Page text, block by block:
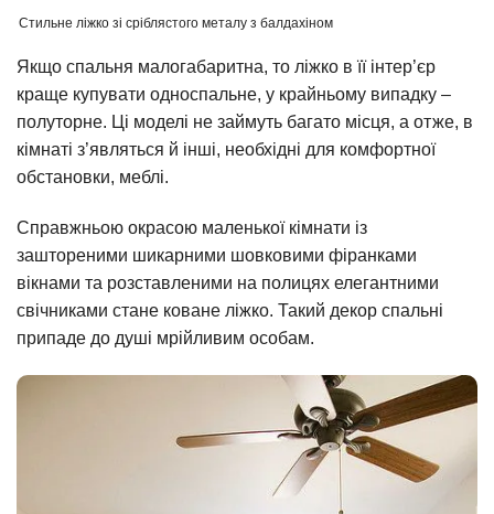
Стильне ліжко зі сріблястого металу з балдахіном
Якщо спальня малогабаритна, то ліжко в її інтер’єр
краще купувати односпальне, у крайньому випадку –
полуторне. Ці моделі не займуть багато місця, а отже, в
кімнаті з’являться й інші, необхідні для комфортної
обстановки, меблі.
Справжньою окрасою маленької кімнати із
заштореними шикарними шовковими фіранками
вікнами та розставленими на полицях елегантними
свічниками стане коване ліжко. Такий декор спальні
припаде до душі мрійливим особам.